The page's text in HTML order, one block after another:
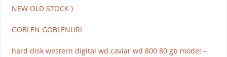
NEW OLD STOCK )
GOBLEN GOBLENURI
hard disk western digital wd caviar wd 800 80 gb model –